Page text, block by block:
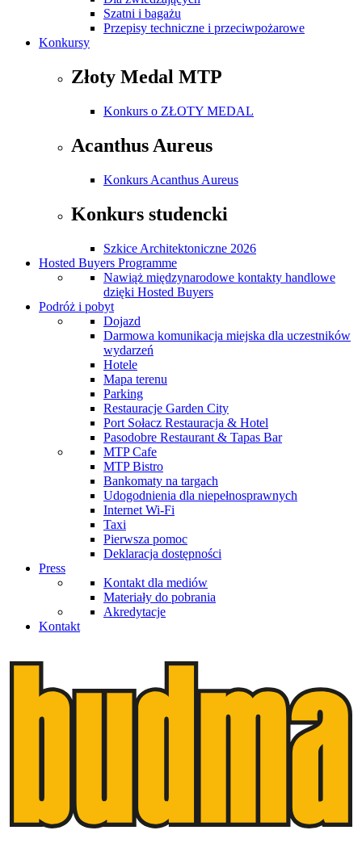
Szatni i bagażu
Przepisy techniczne i przeciwpożarowe
Konkursy
Złoty Medal MTP
Konkurs o ZŁOTY MEDAL
Acanthus Aureus
Konkurs Acanthus Aureus
Konkurs studencki
Szkice Architektoniczne 2026
Hosted Buyers Programme
Nawiąż międzynarodowe kontakty handlowe
dzięki Hosted Buyers
Podróż i pobyt
Dojazd
Darmowa komunikacja miejska dla uczestników
wydarzeń
Hotele
Mapa terenu
Parking
Restauracje Garden City
Port Sołacz Restauracja & Hotel
Pasodobre Restaurant & Tapas Bar
MTP Cafe
MTP Bistro
Bankomaty na targach
Udogodnienia dla niepełnosprawnych
Internet Wi-Fi
Taxi
Pierwsza pomoc
Deklaracja dostępności
Press
Kontakt dla mediów
Materiały do pobrania
Akredytacje
Kontakt